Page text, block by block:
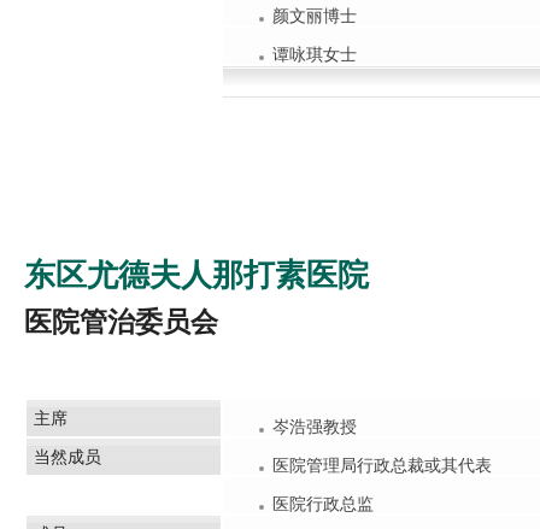
颜文丽博士
谭咏琪女士
东区尤德夫人那打素医院
医院管治委员会
主席
岑浩强教授
当然成员
医院管理局行政总裁或其代表
医院行政总监